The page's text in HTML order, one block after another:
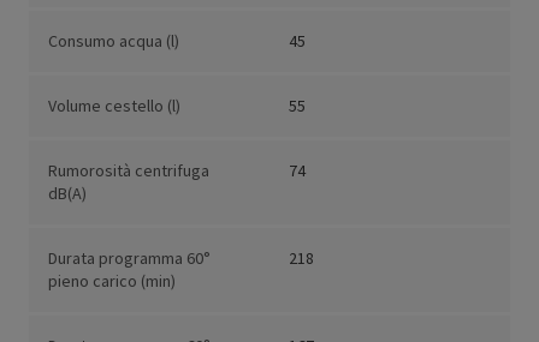
Consumo acqua (l) 45
Volume cestello (l) 55
Rumorosità centrifuga
dB(A)
74
Durata programma 60°
pieno carico (min)
218